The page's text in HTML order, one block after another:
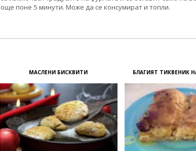
още поне 5 минути. Може да се консумират и топли.
МАСЛЕНИ БИСКВИТИ БЛАГИЯТ ТИКВЕНИК